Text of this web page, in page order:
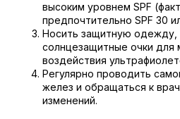
высоким уровнем SPF
предпочтительно SPF 30
Носить защитную одежду,
солнцезащитные очки для
воздействия
Регулярно проводить
желез и обращаться к
изменений.